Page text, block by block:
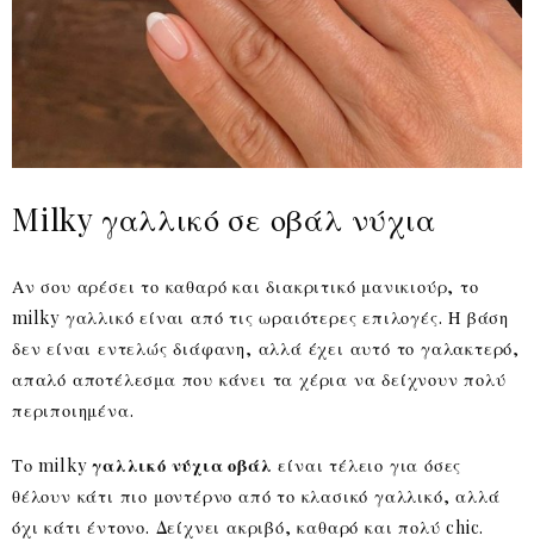
Milky γαλλικό σε οβάλ νύχια
Αν σου αρέσει το καθαρό και διακριτικό μανικιούρ, το
milky γαλλικό είναι από τις ωραιότερες επιλογές. Η βάση
δεν είναι εντελώς διάφανη, αλλά έχει αυτό το γαλακτερό,
απαλό αποτέλεσμα που κάνει τα χέρια να δείχνουν πολύ
περιποιημένα.
Το milkyγαλλικό νύχια οβάλ είναι τέλειο για όσες
θέλουν κάτι πιο μοντέρνο από το κλασικό γαλλικό, αλλά
όχι κάτι έντονο. Δείχνει ακριβό, καθαρό και πολύ chic.